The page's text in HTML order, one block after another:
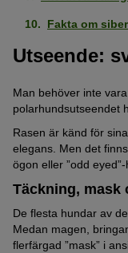
Fakta om
Utseende:
Man behöver inte
polarhundsutseendet
Rasen är känd för
elegans. Men det
ögon eller ”odd
Täckning, mask
De flesta hundar av
Medan magen,
flerfärgad ”mask” i